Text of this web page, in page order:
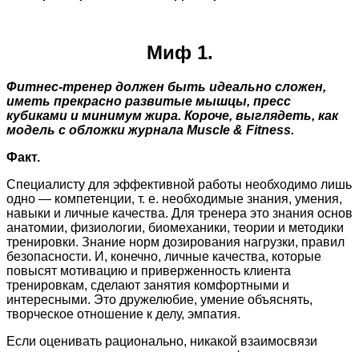
Миф 1.
Фитнес-тренер должен быть идеально сложен,
иметь прекрасно развитые мышцы, пресс
кубиками и минимум жира. Короче, выглядеть, как
модель с обложки журнала Muscle & Fitness.
Факт.
Специалисту для эффективной работы необходимо лишь
одно — компетенции, т. е. необходимые знания, умения,
навыки и личные качества. Для тренера это знания основ
анатомии, физиологии, биомеханики, теории и методики
тренировки. Знание норм дозирования нагрузки, правил
безопасности. И, конечно, личные качества, которые
повысят мотивацию и приверженность клиента
тренировкам, сделают занятия комфортными и
интересными. Это дружелюбие, умение объяснять,
творческое отношение к делу, эмпатия.
Если оценивать рационально, никакой взаимосвязи